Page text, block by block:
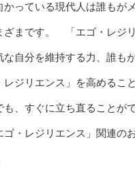
っている現代人は誰もが
まです。 「エゴ・レジリ
自分を維持する力、誰も
ジリエンス」を高めるこ
、すぐに立ち直ることが
・レジリエンス」関連の